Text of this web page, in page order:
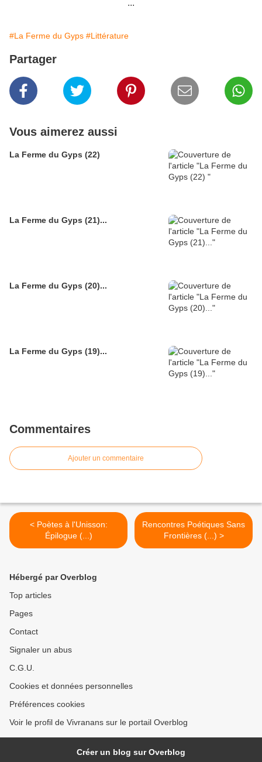
...
#La Ferme du Gyps #Littérature
Partager
Vous aimerez aussi
La Ferme du Gyps (22)
La Ferme du Gyps (21)...
La Ferme du Gyps (20)...
La Ferme du Gyps (19)...
Commentaires
Ajouter un commentaire
< Poètes à l'Unisson:
Épilogue (...)
Rencontres Poétiques Sans
Frontières (...) >
Hébergé par Overblog
Top articles
Pages
Contact
Signaler un abus
C.G.U.
Cookies et données personnelles
Préférences cookies
Voir le profil de Vivranans sur le portail Overblog
Créer un blog sur Overblog